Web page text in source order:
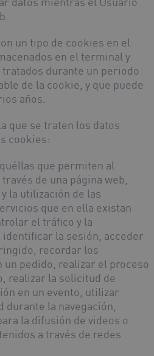
un tipo de cookies en el
en el terminal y
durante un periodo
de la cookie, y que puede
años.
que se traten los datos
cookies:
que permiten al
de una página web,
la utilización de las
que en ella existan
el tráfico y la
la sesión, acceder
recordar los
pedido, realizar el proceso
realizar la solicitud de
en un evento, utilizar
la navegación,
la difusión de videos o
a través de redes